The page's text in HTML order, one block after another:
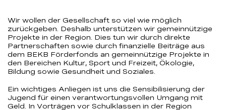
Wir wollen der Gesellschaft so viel wie möglich
zurückgeben. Deshalb unterstützen wir gemeinnützige
Projekte in der Region. Dies tun wir durch direkte
Partnerschaften sowie durch finanzielle Beiträge aus
dem BEKB Förderfonds an gemeinnützige Projekte in
den Bereichen Kultur, Sport und Freizeit, Ökologie,
Bildung sowie Gesundheit und Soziales.
Ein wichtiges Anliegen ist uns die Sensibilisierung der
Jugend für einen verantwortungsvollen Umgang mit
Geld. In Vorträgen vor Schulklassen in der Region